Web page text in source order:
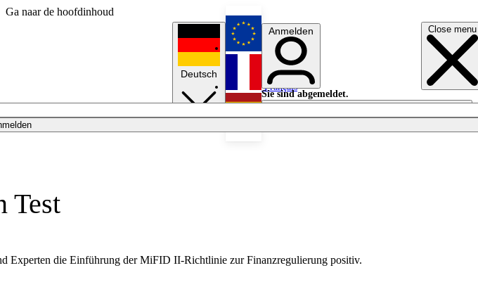
Ga naar de hoofdinhoud
Close menu
Deutsch
English
Français
Anmelden
Sie sind abgemeldet.
Anmelden
Licht aus
Test
Experten die Einführung der MiFID II-Richtlinie zur Finanzregulierung positiv.